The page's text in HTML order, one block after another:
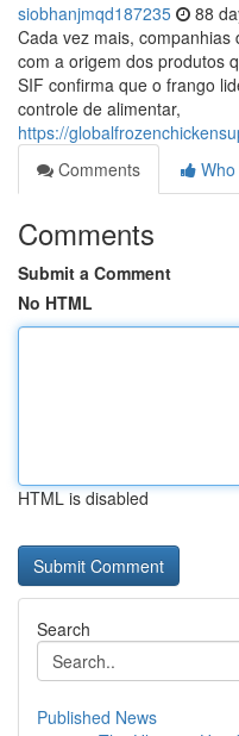
siobhanjmqd187235 88
Cada vez mais,
com a origem dos produtos
SIF confirma que o frango
controle de alimentar,
https://
Comments
Comments
Submit a Comment
No HTML
HTML is disabled
Search
Published News